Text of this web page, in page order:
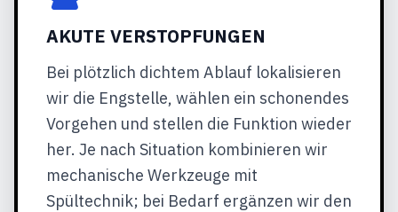
AKUTE VERSTOPFUNGEN
Bei plötzlich dichtem Ablauf lokalisieren
wir die Engstelle, wählen ein schonendes
Vorgehen und stellen die Funktion wieder
her. Je nach Situation kombinieren wir
mechanische Werkzeuge mit
Spültechnik; bei Bedarf ergänzen wir den